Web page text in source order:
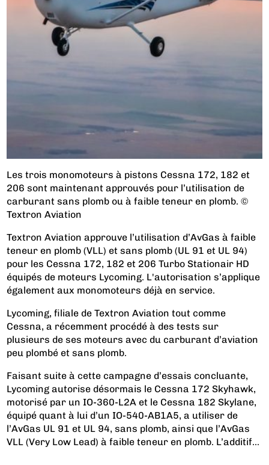
Les trois monomoteurs à pistons Cessna 172, 182 et
206 sont maintenant approuvés pour l’utilisation de
carburant sans plomb ou à faible teneur en plomb. ©
Textron Aviation
Textron Aviation approuve l’utilisation d’AvGas à faible
teneur en plomb (VLL) et sans plomb (UL 91 et UL 94)
pour les Cessna 172, 182 et 206 Turbo Stationair HD
équipés de moteurs Lycoming. L'autorisation s’applique
également aux monomoteurs déjà en service.
Lycoming, filiale de Textron Aviation tout comme
Cessna, a récemment procédé à des tests sur
plusieurs de ses moteurs avec du carburant d’aviation
peu plombé et sans plomb.
Faisant suite à cette campagne d’essais concluante,
Lycoming autorise désormais le Cessna 172 Skyhawk,
motorisé par un IO-360-L2A et le Cessna 182 Skylane,
équipé quant à lui d’un IO-540-AB1A5, a utiliser de
l’AvGas UL 91 et UL 94, sans plomb, ainsi que l’AvGas
VLL (Very Low Lead) à faible teneur en plomb. L’additif...